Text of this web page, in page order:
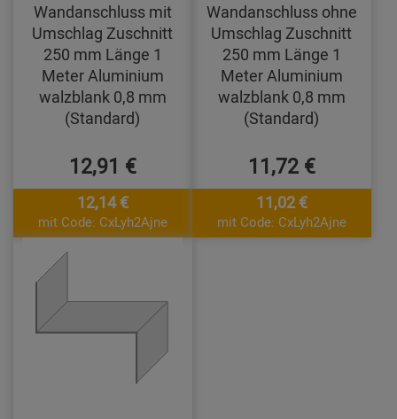
Wandanschluss mit
Umschlag Zuschnitt
250 mm Länge 1
Meter Aluminium
walzblank 0,8 mm
(Standard)
12,91 €
12,14 €
mit Code: CxLyh2Ajne
Wandanschluss ohne
Umschlag Zuschnitt
250 mm Länge 1
Meter Aluminium
walzblank 0,8 mm
(Standard)
11,72 €
11,02 €
mit Code: CxLyh2Ajne